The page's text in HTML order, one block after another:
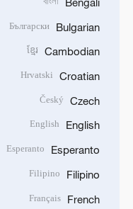
Bulgarian
Български
Cambodian
ខ្មែរ
Croatian
Hrvatski
Czech
Český
English
English
Esperanto
Esperanto
Filipino
Filipino
French
Français